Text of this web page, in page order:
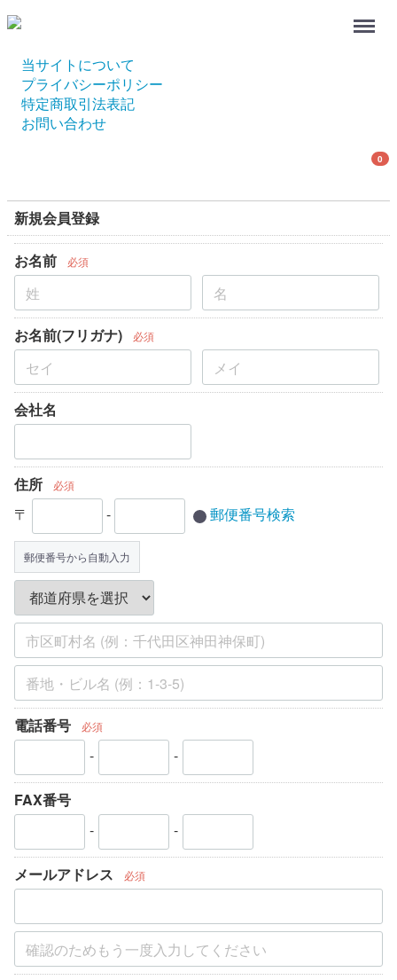
当サイトについて
プライバシーポリシー
特定商取引法表記
お問い合わせ
0
Menu
新規会員登録
お名前 必須
お名前(フリガナ) 必須
会社名
住所 必須
〒 - 郵便番号検索
郵便番号から自動入力
電話番号 必須
- -
FAX番号
-
-
メールアドレス 必須